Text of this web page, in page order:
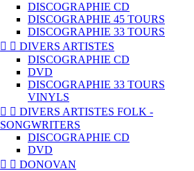
DISCOGRAPHIE CD
DISCOGRAPHIE 45 TOURS
DISCOGRAPHIE 33 TOURS
  DIVERS ARTISTES
DISCOGRAPHIE CD
DVD
DISCOGRAPHIE 33 TOURS
VINYLS
  DIVERS ARTISTES FOLK -
SONGWRITERS
DISCOGRAPHIE CD
DVD
  DONOVAN